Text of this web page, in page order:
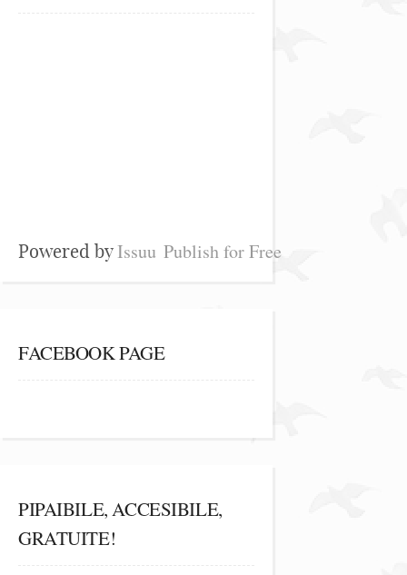
Powered byIssuu Publish for Free
FACEBOOK PAGE
PIPAIBILE, ACCESIBILE,
GRATUITE!